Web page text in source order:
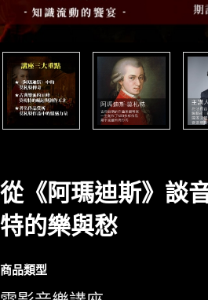
從《阿瑪迪斯》談
特的樂與愁
商品類型